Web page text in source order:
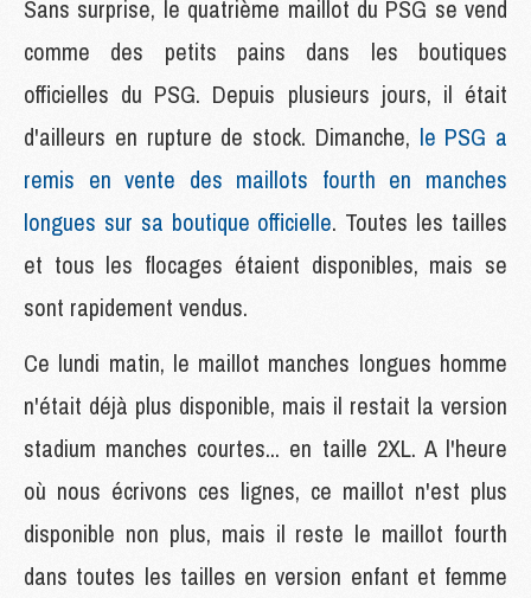
Sans surprise, le quatrième maillot du PSG se vend
comme des petits pains dans les boutiques
officielles du PSG. Depuis plusieurs jours, il était
d'ailleurs en rupture de stock. Dimanche, le PSG a
remis en vente des maillots fourth en manches
longues sur sa boutique officielle. Toutes les tailles
et tous les flocages étaient disponibles, mais se
sont rapidement vendus.
Ce lundi matin, le maillot manches longues homme
n'était déjà plus disponible, mais il restait la version
stadium manches courtes... en taille 2XL. A l'heure
où nous écrivons ces lignes, ce maillot n'est plus
disponible non plus, mais il reste le maillot fourth
dans toutes les tailles en version enfant et femme